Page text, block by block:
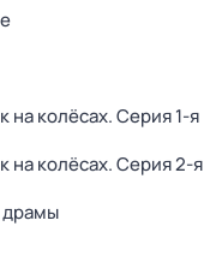
на колёсах. Серия 1-я
на колёсах. Серия 2-я
драмы